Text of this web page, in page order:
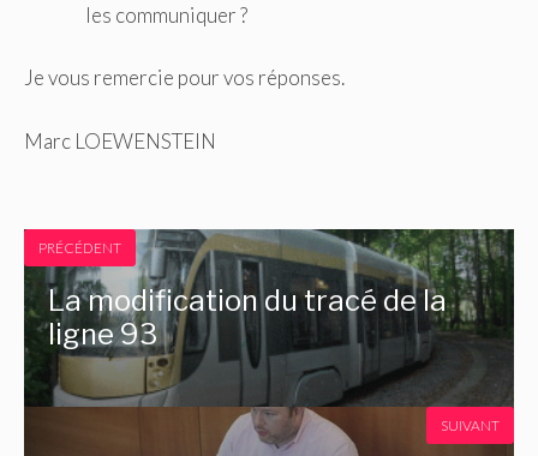
les communiquer ?
Je vous remercie pour vos réponses.
Marc LOEWENSTEIN
PRÉCÉDENT
La modification du tracé de la
ligne 93
SUIVANT